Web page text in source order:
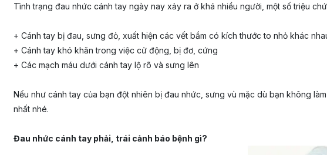
Tình trạng đau nhức cánh tay ngày nay xảy ra ở khá nhiều người, một số triệu
+ Cánh tay bị đau, sưng đỏ, xuất hiện các vết bầm có kích thước to nhỏ khác
+ Cánh tay khó khăn trong việc cử động, bị đơ, cứng
+ Các mạch máu dưới cánh tay lộ rõ và sưng lên
Nếu như cánh tay của bạn đột nhiên bị đau nhức, sưng vù mặc dù bạn không
nhất nhé.
Đau nhức cánh tay phải, trái cảnh báo bệnh gì?